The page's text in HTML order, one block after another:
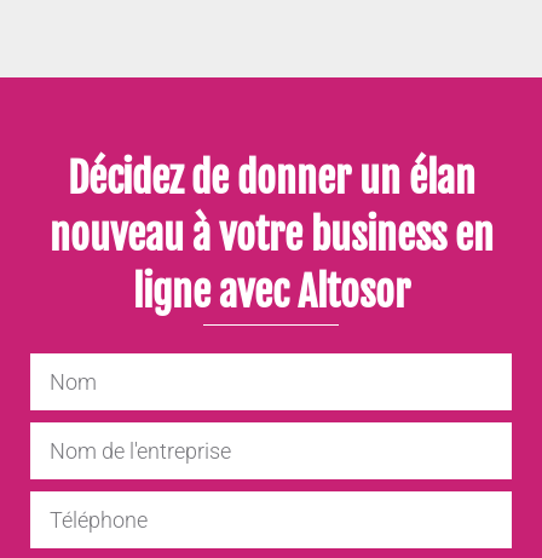
Décidez de donner un élan
nouveau à votre business en
ligne avec Altosor